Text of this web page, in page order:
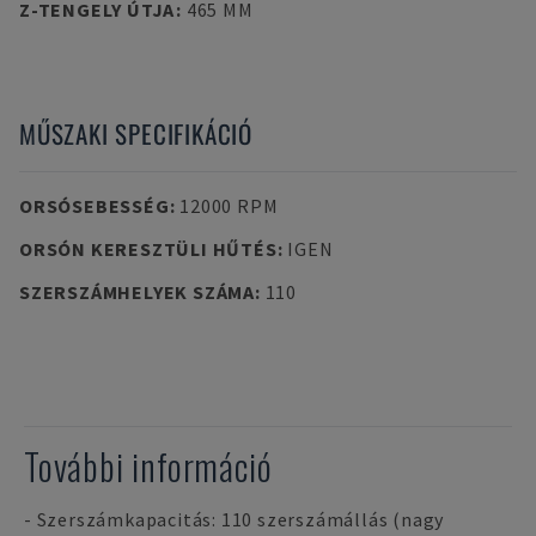
Z-TENGELY ÚTJA: 465 MM
MŰSZAKI SPECIFIKÁCIÓ
ORSÓSEBESSÉG: 12000 RPM
ORSÓN KERESZTÜLI HŰTÉS: IGEN
SZERSZÁMHELYEK SZÁMA: 110
További információ
- Szerszámkapacitás: 110 szerszámállás (nagy